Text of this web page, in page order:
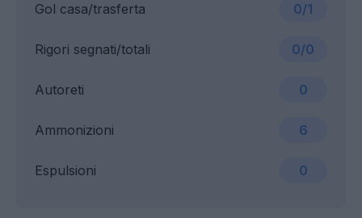
Gol casa/trasferta 0/1
Ammonizioni 6
Rigori segnati/totali 0/0
Espulsioni 0
Autoreti 0